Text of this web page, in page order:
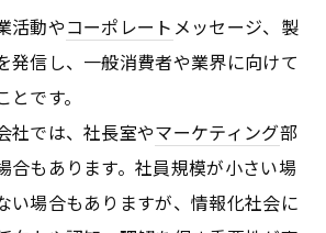
活動やコーポレート メッセージ、製
発信し、一般消費者や業界に向けて
です。
社では、社長室やマーケティング部
合もあります。社員規模が小さい場
い場合もありますが、情報化社会に